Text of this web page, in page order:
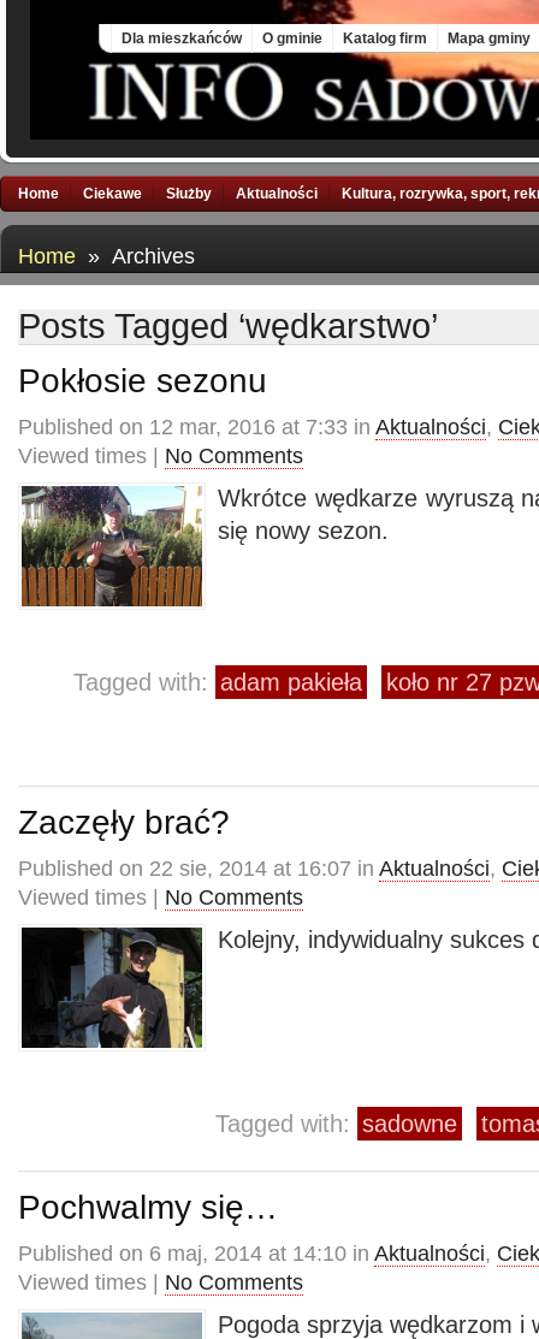
Dla mieszkańców O gminie Katalog firm Mapa gminy
Home Ciekawe Służby Aktualności Kultura, rozrywka, sport,
Home » Archives
Posts Tagged ‘wędkarstwo’
Pokłosie sezonu
Published on 12 mar, 2016 at 7:33 in Aktualności,
Viewed times | No Comments
Wkrótce wędkarze wyruszą
się nowy sezon.
Tagged with: adam pakieła koło nr 27
Zaczęły brać?
Published on 22 sie, 2014 at 16:07 in Aktualności,
Viewed times | No Comments
Kolejny, indywidualny sukces
Tagged with: sadowne
Pochwalmy się…
Published on 6 maj, 2014 at 14:10 in Aktualności,
Viewed times | No Comments
Pogoda sprzyja wędkarzom i